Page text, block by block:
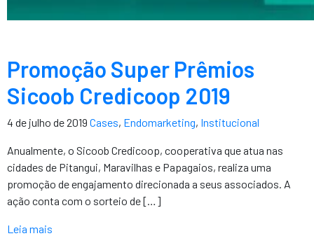
Promoção Super Prêmios
Sicoob Credicoop 2019
4 de julho de 2019 Cases, Endomarketing, Institucional
Anualmente, o Sicoob Credicoop, cooperativa que atua nas
cidades de Pitangui, Maravilhas e Papagaios, realiza uma
promoção de engajamento direcionada a seus associados. A
ação conta com o sorteio de […]
Leia mais